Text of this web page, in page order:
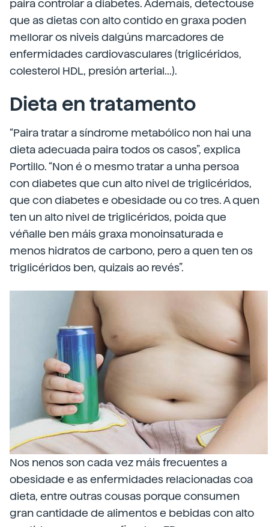
paira controlar a diabetes. Ademais, detectouse
que as dietas con alto contido en graxa poden
mellorar os niveis dalgúns marcadores de
enfermidades cardiovasculares (triglicéridos,
colesterol HDL, presión arterial...).
Dieta en tratamento
“Paira tratar a síndrome metabólico non hai una
dieta adecuada paira todos os casos”, explica
Portillo. “Non é o mesmo tratar a unha persoa
con diabetes que cun alto nivel de triglicéridos,
que con diabetes e obesidade ou co tres. A quen
ten un alto nivel de triglicéridos, poida que
véñalle ben máis graxa monoinsaturada e
menos hidratos de carbono, pero a quen ten os
triglicéridos ben, quizais ao revés”.
Nos nenos son cada vez máis frecuentes a
obesidade e as enfermidades relacionadas coa
dieta, entre outras cousas porque consumen
gran cantidade de alimentos e bebidas con alto